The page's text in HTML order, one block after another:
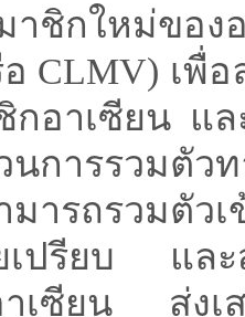
มาชิกใหม่ข
CLMV) เพื่
กอาเซียน แ
นการรวมตัว
มารถรวมตัว
เปรียบ แล
เซียน ส่งเส